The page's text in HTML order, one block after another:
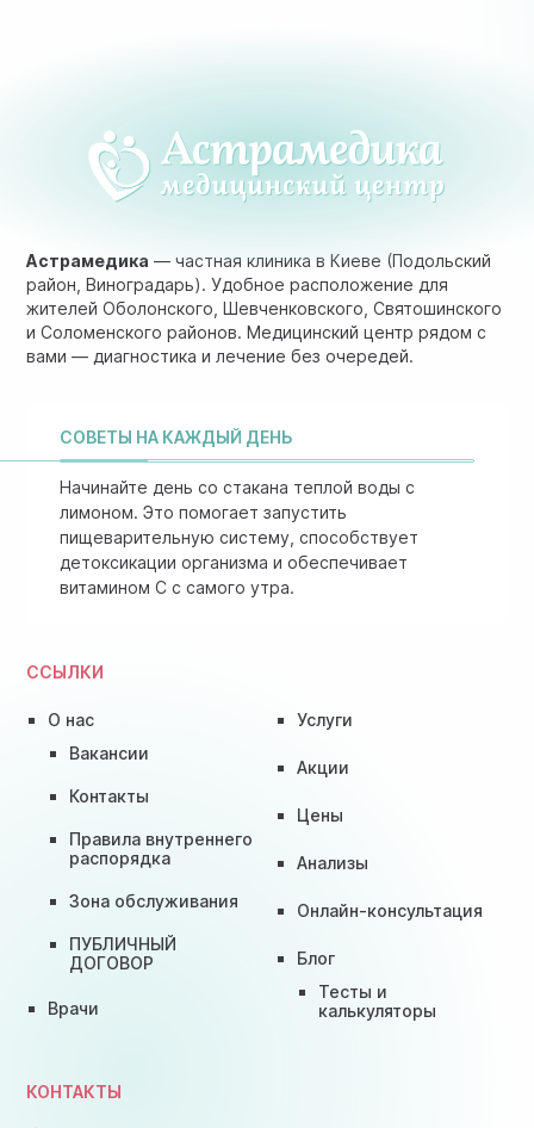
ССЫЛКИ
О нас
Вакансии
Контакты
Правила внутреннего
распорядка
Зона обслуживания
ПУБЛИЧНЫЙ
ДОГОВОР
Врачи
Услуги
Акции
Цены
Анализы
Онлайн-консультация
Блог
Тесты и
калькуляторы
Астрамедика — частная клиника в Киеве (Подольский
район, Виноградарь). Удобное расположение для
жителей Оболонского, Шевченковского, Святошинского
и Соломенского районов. Медицинский центр рядом с
вами — диагностика и лечение без очередей.
СОВЕТЫ НА КАЖДЫЙ ДЕНЬ
Начинайте день со стакана теплой воды с
лимоном. Это помогает запустить
пищеварительную систему, способствует
детоксикации организма и обеспечивает
витамином C с самого утра.
КОНТАКТЫ